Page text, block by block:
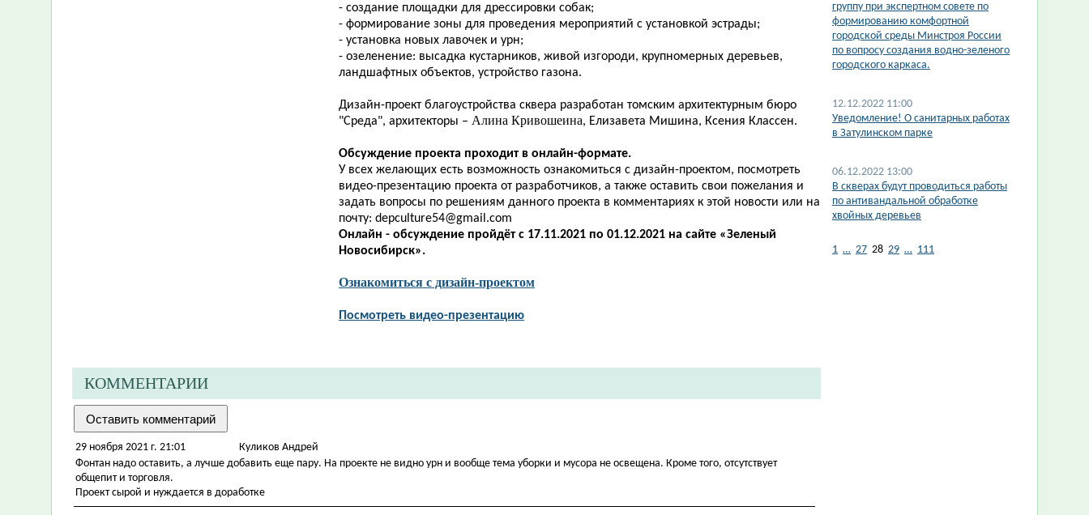
- создание площадки для дрессировки собак;
- формирование зоны для проведения мероприятий с установкой эстрады;
- установка новых лавочек и урн;
- озеленение: высадка кустарников, живой изгороди, крупномерных деревьев,
ландшафтных объектов, устройство газона.
Дизайн-проект благоустройства сквера разработан томским архитектурным бюро
"Среда", архитекторы – Алина Кривошеина, Елизавета Мишина, Ксения Классен.
Обсуждение проекта проходит в онлайн-формате.
У всех желающих есть возможность ознакомиться с дизайн-проектом, посмотреть
видео-презентацию проекта от разработчиков, а также оставить свои пожелания и
задать вопросы по решениям данного проекта в комментариях к этой новости или на
почту: depculture54@gmail.com
Онлайн - обсуждение пройдётс 17.11.2021 по 01.12.2021 на сайте «Зеленый
Новосибирск».
Ознакомиться с дизайн-проектом
Посмотреть видео-презентацию
КОММЕНТАРИИ
29 ноября 2021 г. 21:01
Куликов Андрей
Фонтан надо оставить, а лучше добавить еще пару. На проекте не видно урн и вообще тема уборки и мусора не освещена. Кроме того, отсутствует
общепит и торговля.
Проект сырой и нуждается в доработке
группу при экспертном совете по
формированию комфортной
городской среды Минстроя России
по вопросу создания водно-зеленого
городского каркаса.
12.12.2022 11:00
​Уведомление! О санитарных работах
в Затулинском парке
06.12.2022 13:00
В скверах будут проводиться работы
по антивандальной обработке
хвойных деревьев
1 … 27 28 29 … 111